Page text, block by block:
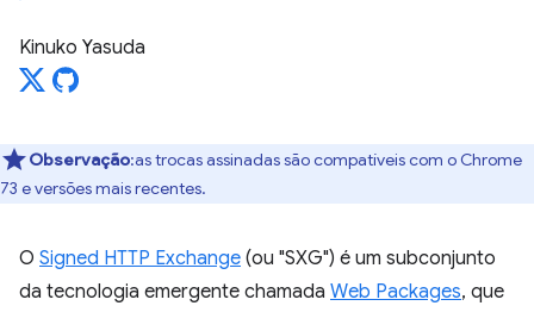
Kinuko Yasuda
Observação:as trocas assinadas são compatíveis com o Chrome
73 e versões mais recentes.
O Signed HTTP Exchange (ou "SXG") é um subconjunto
da tecnologia emergente chamada Web Packages, que